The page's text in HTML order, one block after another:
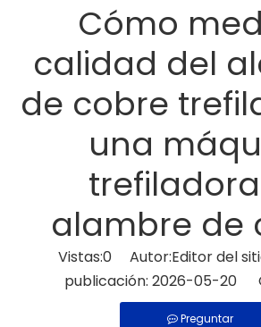
Cómo
calidad del
de cobre
una
alambre de
Vistas:0 Autor:Editor del
publicación: 2026-05-20
Preguntar